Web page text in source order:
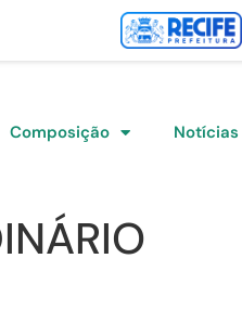
Composição Notícias